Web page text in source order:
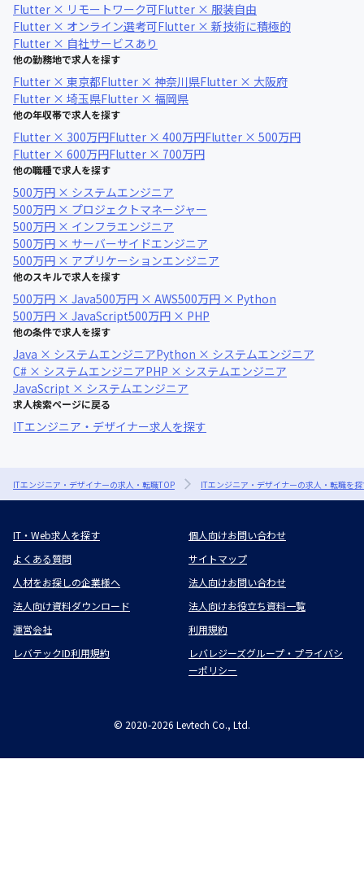
Flutter × リモートワーク可Flutter × 服装自由
Flutter × オンライン選考可Flutter × 新技術に積極的
Flutter × 自社サービスあり
他の勤務地で求人を探す
Flutter × 東京都Flutter × 神奈川県Flutter × 大阪府
Flutter × 埼玉県Flutter × 福岡県
他の年収帯で求人を探す
Flutter × 300万円Flutter × 400万円Flutter × 500万円
Flutter × 600万円Flutter × 700万円
他の職種で求人を探す
500万円 × システムエンジニア
500万円 × プロジェクトマネージャー
500万円 × インフラエンジニア
500万円 × サーバーサイドエンジニア
500万円 × アプリケーションエンジニア
他のスキルで求人を探す
500万円 × Java500万円 × AWS500万円 × Python
500万円 × JavaScript500万円 × PHP
他の条件で求人を探す
Java × システムエンジニアPython × システムエンジニア
C# × システムエンジニアPHP × システムエンジニア
JavaScript × システムエンジニア
求人検索ページに戻る
ITエンジニア・デザイナー求人を探す
ITエンジニア・デザイナーの求人・転職TOP ITエンジニア・デザイナーの求人・転職を
IT・Web求人を探す
個人向けお問い合わせ
よくある質問
サイトマップ
人材をお探しの企業様へ
法人向けお問い合わせ
法人向け資料ダウンロード
法人向けお役立ち資料一覧
運営会社
利用規約
レバテックID利用規約
レバレジーズグループ・プライバシ
ーポリシー
© 2020-2026 Levtech Co., Ltd.